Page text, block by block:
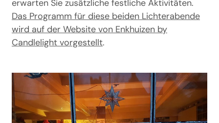
erwarten Sie zusätzliche festliche Aktivitäten.
Das Programm für diese beiden Lichterabende
wird auf der Website von Enkhuizen by
Candlelight vorgestellt.